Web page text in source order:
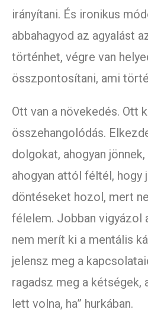
irányítani. És ironikus
abbahagyod az agyalást
történhet, végre van
összpontosítani, ami
Ott van a növekedés. Ott
összehangolódás.
dolgokat, ahogyan
ahogyan attól féltél, hogy
döntéseket hozol, mert
félelem. Jobban vigyázol
nem merít ki a mentális
jelensz meg a
ragadsz meg a kétségek,
lett volna, ha” hurkában.